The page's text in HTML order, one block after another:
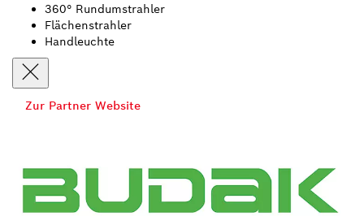
360° Rundumstrahler
Flächenstrahler
Handleuchte
Zur Partner Website